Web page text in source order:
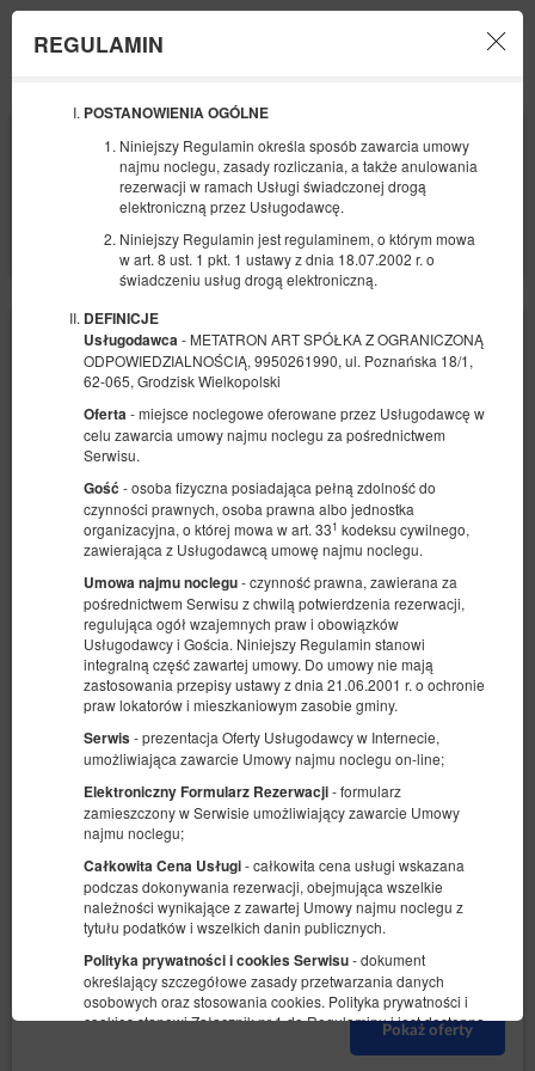
REGULAMIN
POSTANOWIENIA OGÓLNE
Niniejszy Regulamin określa sposób zawarcia umowy
najmu noclegu, zasady rozliczania, a także anulowania
rezerwacji w ramach Usługi świadczonej drogą
elektroniczną przez Usługodawcę.
Niniejszy Regulamin jest regulaminem, o którym mowa
w art. 8 ust. 1 pkt. 1 ustawy z dnia 18.07.2002 r. o
świadczeniu usług drogą elektroniczną.
DEFINICJE
Usługodawca - METATRON ART SPÓŁKA Z OGRANICZONĄ
ODPOWIEDZIALNOŚCIĄ, 9950261990, ul. Poznańska 18/1,
62-065, Grodzisk Wielkopolski
Oferta - miejsce noclegowe oferowane przez Usługodawcę w
celu zawarcia umowy najmu noclegu za pośrednictwem
Serwisu.
Gość - osoba fizyczna posiadająca pełną zdolność do
czynności prawnych, osoba prawna albo jednostka
organizacyjna, o której mowa w art. 331 kodeksu cywilnego,
zawierająca z Usługodawcą umowę najmu noclegu.
Umowa najmu noclegu- czynność prawna, zawierana za
pośrednictwem Serwisu z chwilą potwierdzenia rezerwacji,
regulująca ogół wzajemnych praw i obowiązków
Usługodawcy i Gościa. Niniejszy Regulamin stanowi
integralną część zawartej umowy. Do umowy nie mają
zastosowania przepisy ustawy z dnia 21.06.2001 r. o ochronie
praw lokatorów i mieszkaniowym zasobie gminy.
Serwis - prezentacja Oferty Usługodawcy w Internecie,
umożliwiająca zawarcie Umowy najmu noclegu on-line;
Elektroniczny Formularz Rezerwacji- formularz
zamieszczony w Serwisie umożliwiający zawarcie Umowy
najmu noclegu;
Całkowita Cena Usługi- całkowita cena usługi wskazana
podczas dokonywania rezerwacji, obejmująca wszelkie
należności wynikające z zawartej Umowy najmu noclegu z
tytułu podatków i wszelkich danin publicznych.
Polityka prywatności i cookies Serwisu- dokument
określający szczegółowe zasady przetwarzania danych
osobowych oraz stosowania cookies. Polityka prywatności i
cookies stanowi Załącznik nr 1 do Regulaminu i jest dostępna
https://client46486.idobooking.com/book-
now/index.php?module=cookies&displayOnToplayer=true.
10
2026
Apartament 16 "Miętowy"
Dostępna liczba: 1
4 osoby
pow. 46,00 m2
1 sypialnia
1 duże łóżko podwójne (Queen), 1 sofa rozkładana (Sofa Bed)
800,00 zł
Udostępnij Szczegóły Dostępność
Pokaż oferty